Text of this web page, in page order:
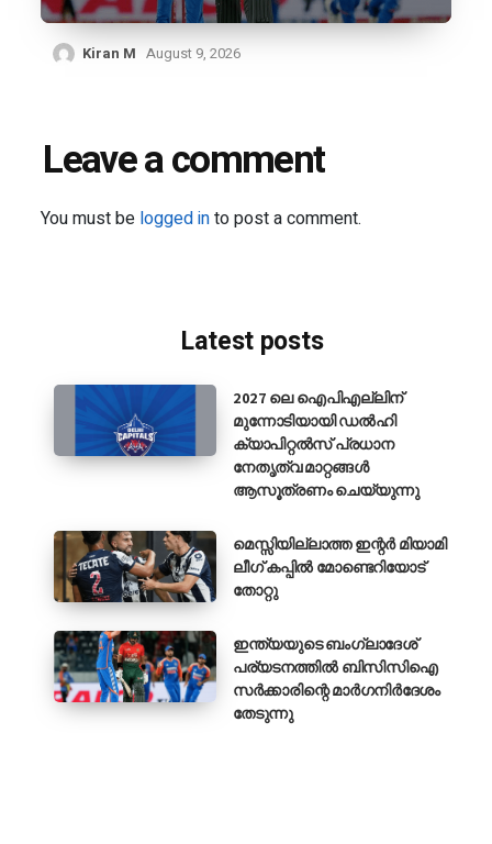
Kiran M August 9, 2026
Leave a comment
You must be logged into post a comment.
Latest posts
2027 ലെ ഐപിഎല്ലിന്
മുന്നോടിയായി ഡൽഹി
ക്യാപിറ്റൽസ് പ്രധാന
നേതൃത്വ മാറ്റങ്ങൾ
ആസൂത്രണം ചെയ്യുന്നു
മെസ്സിയില്ലാത്ത ഇന്റർ മിയാമി
ലീഗ് കപ്പിൽ മോണ്ടെറിയോട്
തോറ്റു
ഇന്ത്യയുടെ ബംഗ്ലാദേശ്
പര്യടനത്തിൽ ബിസിസിഐ
സർക്കാരിന്റെ മാർഗനിർദേശം
തേടുന്നു